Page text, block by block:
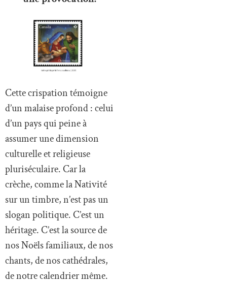
Cette crispation témoigne
d’un malaise profond : celui
d’un pays qui peine à
assumer une dimension
culturelle et religieuse
pluriséculaire. Car la
crèche, comme la Nativité
sur un timbre, n’est pas un
slogan politique. C’est un
héritage. C’est la source de
nos Noëls familiaux, de nos
chants, de nos cathédrales,
de notre calendrier même.